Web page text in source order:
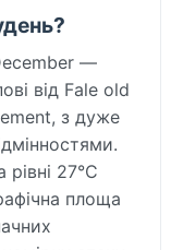
—
від Fale old
з дуже
27°C
площа